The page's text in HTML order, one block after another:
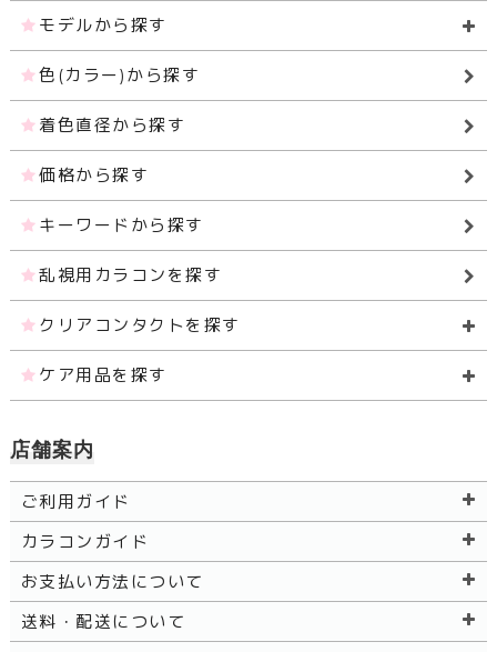
モデルから探す
色(カラー)から探す
着色直径から探す
価格から探す
キーワードから探す
乱視用カラコンを探す
クリアコンタクトを探す
ケア用品を探す
店舗案内
ご利用ガイド
カラコンガイド
お支払い方法について
送料・配送について